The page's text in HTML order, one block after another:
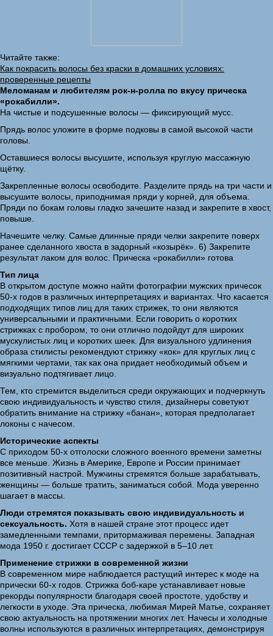
Читайте также:
Как покрасить волосы без краски в домашних условиях:
проверенные рецепты
Меломанам и любителям рок-н-ролла по вкусу прическа
«рокабилли».
На чистые и подсушенные волосы — фиксирующий мусс.
Прядь волос уложите в форме подковы в самой высокой части
головы.
Оставшиеся волосы высушите, используя круглую массажную
щётку.
Закрепленные волосы освободите. Разделите прядь на три части и
высушите волосы, приподнимая пряди у корней, для объема.
Пряди по бокам головы гладко зачешите назад и закрепите в хвост,
повыше.
Начешите челку. Самые длинные пряди челки закрепите поверх
ранее сделанного хвоста в задорный «козырёк». 6) Закрепите
результат лаком для волос. Прическа «рокабилли» готова
Тип лица
В открытом доступе можно найти фотографии мужских причесок
50-х годов в различных интерпретациях и вариантах. Что касается
подходящих типов лиц для таких стрижек, то они являются
универсальными и практичными. Если говорить о коротких
стрижках с пробором, то они отлично подойдут для широких
мускулистых лиц и коротких шеек. Для визуального удлинения
образа стилисты рекомендуют стрижку «кок» для круглых лиц с
мягкими чертами, так как она придает необходимый объем и
визуально подтягивает лицо.
Тем, кто стремится выделиться среди окружающих и подчеркнуть
свою индивидуальность и чувство стиля, дизайнеры советуют
обратить внимание на стрижку «банан», которая предполагает
локоны с начесом.
Исторические аспекты
С приходом 50-х отголоски сложного военного времени заметны
все меньше. Жизнь в Америке, Европе и России принимает
позитивный настрой. Мужчины стремятся больше зарабатывать,
женщины — больше тратить, заниматься собой. Мода уверенно
шагает в массы.
Люди стремятся показывать свою индивидуальность и
сексуальность. Хотя в нашей стране этот процесс идет
замедленными темпами, притормаживая перемены. Западная
мода 1950 г. достигает СССР с задержкой в 5–10 лет.
Применение стрижки в современной жизни
В современном мире наблюдается растущий интерес к моде на
прически 60-х годов. Стрижка боб-каре устанавливает новые
рекорды популярности благодаря своей простоте, удобству и
легкости в уходе. Эта прическа, любимая Мирей Матье, сохраняет
свою актуальность на протяжении многих лет. Начесы и холодные
волны используются в различных интерпретациях, демонстрируя